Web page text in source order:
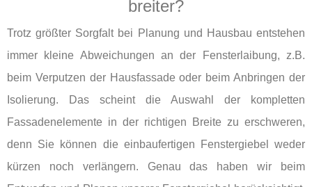
breiter?
Trotz größter Sorgfalt bei Planung und Hausbau entstehen
immer kleine Abweichungen an der Fensterlaibung, z.B.
beim Verputzen der Hausfassade oder beim Anbringen der
Isolierung. Das scheint die Auswahl der kompletten
Fassadenelemente in der richtigen Breite zu erschweren,
denn Sie können die einbaufertigen Fenstergiebel weder
kürzen noch verlängern. Genau das haben wir beim